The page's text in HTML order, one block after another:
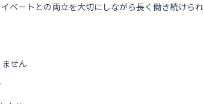
ベートとの両立を大切にしながら長く働き続けられ
せん